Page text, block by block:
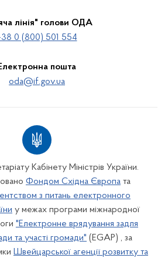
лінія" голови ОДА
0 (800) 501 554
пошта
oda@if.gov.ua
Кабінету Міністрів України.
Фондом Східна Європа та
з питань електронного
у межах програми міжнародної
"Електронне врядування задля
та участі громади" (EGAP) , за
Швейцарської агенції розвитку та